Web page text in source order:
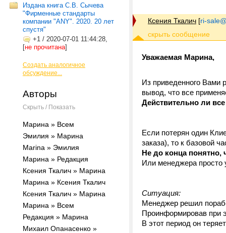
Издана книга С.В. Сычева
"Фирменные стандарты
компании "ANY". 2020. 20 лет
спустя"
+1 / 2020-07-01 11:44:28,
[не прочитана]
Создать аналогичное
обсуждение...
Авторы
Скрыть / Показать
Марина » Всем
Эмилия » Марина
Marina » Эмилия
Марина » Редакция
Ксения Ткалич » Марина
Марина » Ксения Ткалич
Ксения Ткалич » Марина
Марина » Всем
Редакция » Марина
Михаил Опанасенко »
Ксения Ткалич [ri-
Уважаемая Марина,
Из приведенного Вами
вывод, что все
Действительно ли
Если потерян один
заказа), то к базовой
Не до конца понятно,
Или менеджера просто
Ситуация:
Менеджер решил
Проинформировав при
В этот период он